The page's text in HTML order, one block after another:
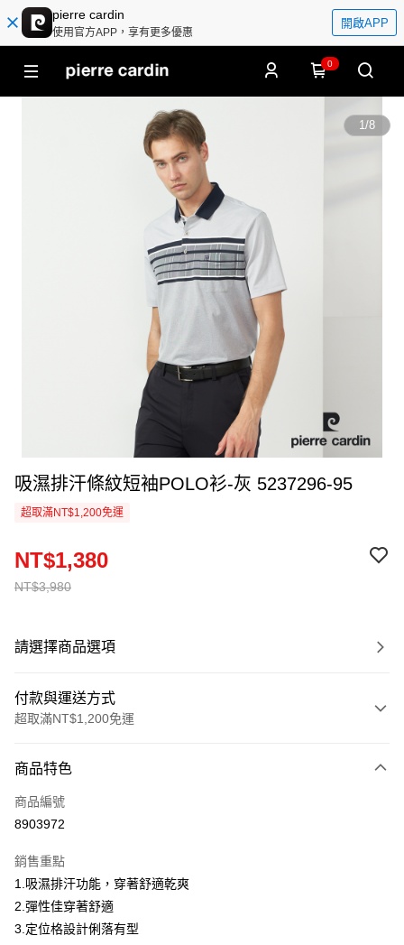
pierre cardin
使用官方APP，享有更多優惠
開啟APP
0
1/8
吸濕排汗條紋短袖POLO衫-灰 5237296-95
超取滿NT$1,200免運
NT$3,980
NT$1,380
請選擇商品選項
付款與運送方式
超取滿NT$1,200免運
信用卡一次付款
超商取貨付款
Apple Pay
悠遊付
商品特色
商品編號
8903972
銷售重點
1.吸濕排汗功能，穿著舒適乾爽
2.彈性佳穿著舒適
3.定位格設計俐落有型